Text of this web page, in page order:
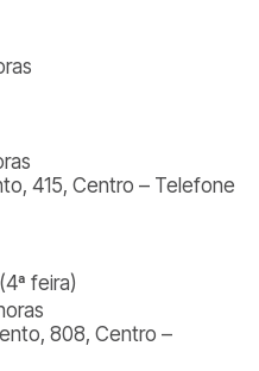
415, Centro – Telefone
feira)
808, Centro –